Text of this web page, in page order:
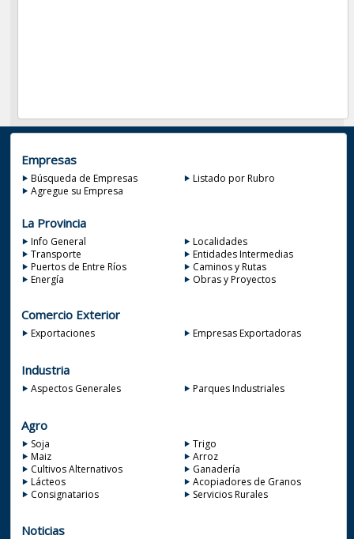
Empresas
Búsqueda de Empresas
Listado por Rubro
Agregue su Empresa
La Provincia
Info General
Localidades
Transporte
Entidades Intermedias
Puertos de Entre Ríos
Caminos y Rutas
Energía
Obras y Proyectos
Comercio Exterior
Exportaciones Empresas Exportadoras
Industria
Aspectos Generales Parques Industriales
Agro
Soja
Trigo
Maiz
Arroz
Cultivos Alternativos
Ganadería
Lácteos
Acopiadores de Granos
Consignatarios
Servicios Rurales
Noticias